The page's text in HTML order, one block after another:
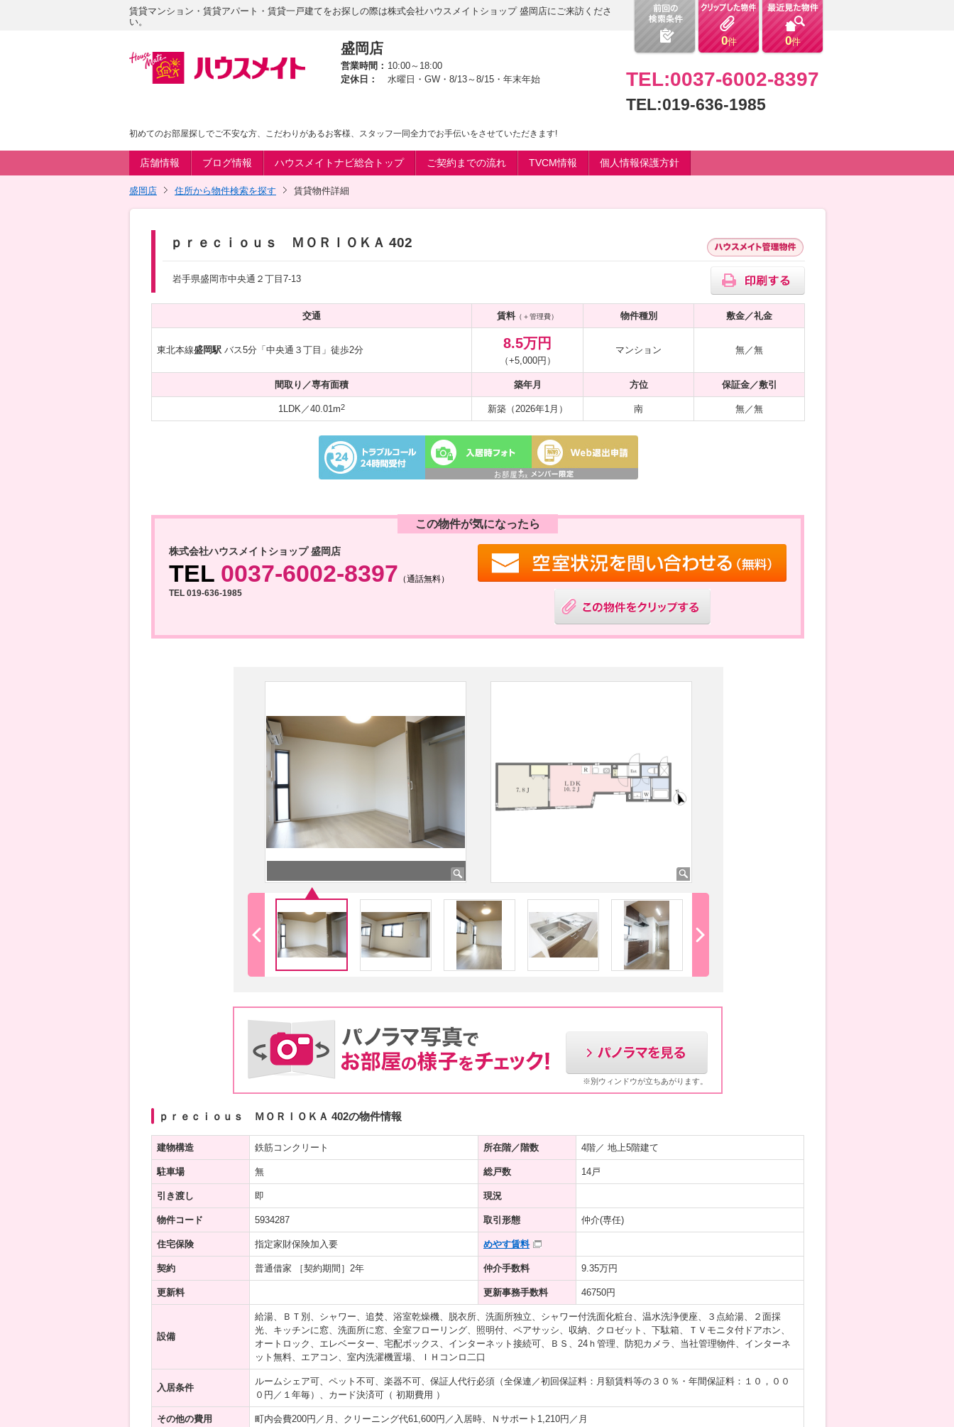
0件 0件
賃貸マンション・賃貸アパート・賃貸一戸建てをお探しの際は株式会社ハウスメイトショップ 盛岡店にご来訪くださ
い。
盛岡店
営業時間： 10:00～18:00
定休日：
水曜日・GW・8/13～8/15・年末年始 TEL:0037-6002-8397
TEL:019-636-1985
初めてのお部屋探しでご不安な方、こだわりがあるお客様、スタッフ一同全力でお手伝いをさせていただきます!
店舗情報 ブログ情報 ハウスメイトナビ総合トップ ご契約までの流れ TVCM情報 個人情報保護方針
盛岡店 住所から物件検索を探す 賃貸物件詳細
ｐｒｅｃｉｏｕｓ ＭＯＲＩＯＫＡ 402
岩手県盛岡市中央通２丁目7-13
交通 賃料（＋管理費） 物件種別 敷金／礼金
東北本線盛岡駅 バス5分「中央通３丁目」徒歩2分 8.5万円
（+5,000円）
マンション 無／無
間取り／専有面積 築年月 方位 保証金／敷引
1LDK／40.01m2 新築（2026年1月） 南 無／無
この物件が気になったら
株式会社ハウスメイトショップ 盛岡店
TEL 0037-6002-8397 （通話無料）
TEL 019-636-1985
※別ウィンドウが立ちあがります。
ｐｒｅｃｉｏｕｓ ＭＯＲＩＯＫＡ 402の物件情報
建物構造 鉄筋コンクリート 所在階／階数 4階／ 地上5階建て
駐車場 無 総戸数 14戸
引き渡し 即 現況
物件コード 5934287 取引形態 仲介(専任)
住宅保険 指定家財保険加入要 めやす賃料
契約 普通借家 ［契約期間］2年 仲介手数料 9.35万円
更新料 更新事務手数料 46750円
設備
給湯、ＢＴ別、シャワー、追焚、浴室乾燥機、脱衣所、洗面所独立、シャワー付洗面化粧台、温水洗浄便座、３点給湯、２面採
光、キッチンに窓、洗面所に窓、全室フローリング、照明付、ペアサッシ、収納、クロゼット、下駄箱、ＴＶモニタ付ドアホン、
オートロック、エレベーター、宅配ボックス、インターネット接続可、ＢＳ、24ｈ管理、防犯カメラ、当社管理物件、インターネ
ット無料、エアコン、室内洗濯機置場、ＩＨコンロ二口
入居条件
ルームシェア可、ペット不可、楽器不可、保証人代行必須（全保連／初回保証料：月額賃料等の３０％・年間保証料：１０，００
０円／１年毎）、カード決済可（ 初期費用 ）
その他の費用 町内会費200円／月、クリーニング代61,600円／入居時、Ｎサポート1,210円／月